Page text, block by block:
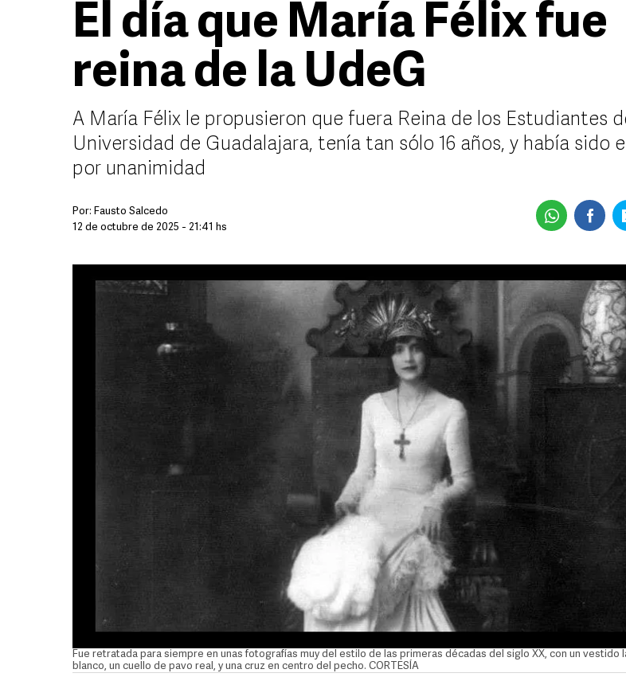
El día que María Félix fue
reina de la UdeG
A María Félix le propusieron que fuera Reina de los Estudiantes
Universidad de Guadalajara, tenía tan sólo 16 años, y había sido
por unanimidad
Por: Fausto Salcedo
12 de octubre de 2025 - 21:41 hs
Fue retratada para siempre en unas fotografías muy del estilo de las primeras décadas del siglo XX, con un vestido
blanco, un cuello de pavo real, y una cruz en centro del pecho. CORTESÍA